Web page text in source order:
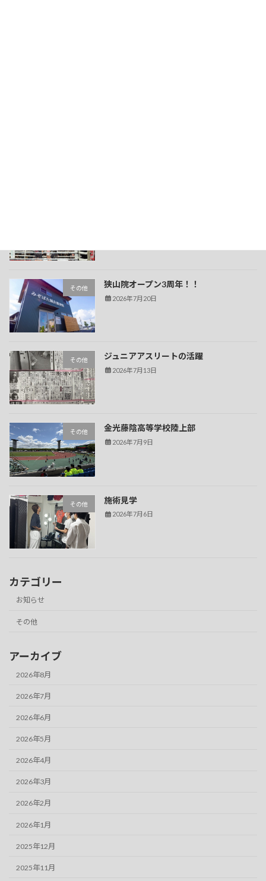
その他 狭山院オープン3周年！！
2026年7月20日
その他 ジュニアアスリートの活躍
2026年7月13日
その他 金光藤陰高等学校陸上部
2026年7月9日
その他 施術見学
2026年7月6日
カテゴリー
お知らせ
その他
アーカイブ
2026年8月
2026年7月
2026年6月
2026年5月
2026年4月
2026年3月
2026年2月
2026年1月
2025年12月
2025年11月